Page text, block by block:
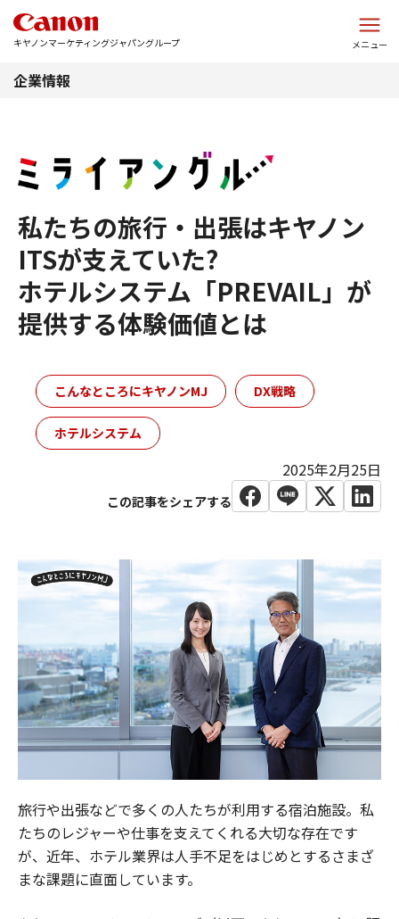
キヤノンマーケティングジャパングループ メニュー
企業情報
私たちの旅行・出張はキヤノン
ITSが支えていた?
ホテルシステム「PREVAIL」が
提供する体験価値とは
こんなところにキヤノンMJ DX戦略
ホテルシステム
2025年2月25日
旅行や出張などで多くの人たちが利用する宿泊施設。私
たちのレジャーや仕事を支えてくれる大切な存在です
が、近年、ホテル業界は人手不足をはじめとするさまざ
まな課題に直面しています。